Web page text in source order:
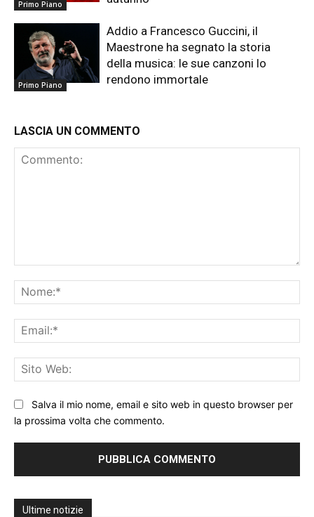
Primo Piano
Primo Piano
Addio a Francesco Guccini, il
Maestrone ha segnato la storia
della musica: le sue canzoni lo
rendono immortale
LASCIA UN COMMENTO
Salva il mio nome, email e sito web in questo browser per
la prossima volta che commento.
Ultime notizie